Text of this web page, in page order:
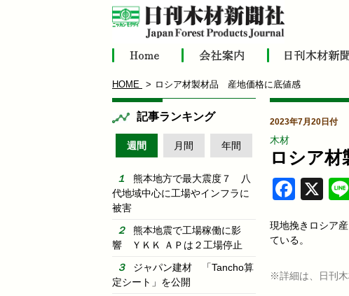
HOME ロシア材製材品 産地価格に底値感
2023年7月20日付
木材
ロシア
X
現地挽きロシア
ている。
※詳細は、日刊
記事ランキング
週間 月間 年間
熊本地方で最大震度７ 八
代地域中心に工場やインフラに
被害
熊本地震で工場稼働に影
響 ＹＫＫ ＡＰは２工場停止
ジャパン建材 「Tancho算
定シート」を公開